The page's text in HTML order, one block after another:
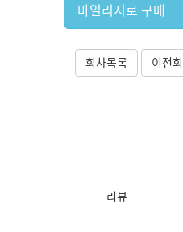
마일리지로 구매
회차목록 이전회
리뷰